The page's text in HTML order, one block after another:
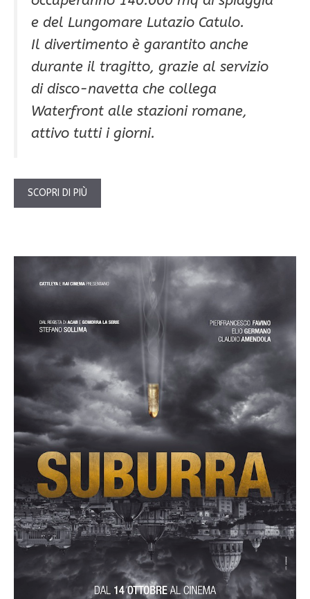
e del Lungomare Lutazio Catulo.
Il divertimento è garantito anche
durante il tragitto, grazie al servizio
di disco-navetta che collega
Waterfront alle stazioni romane,
attivo tutti i giorni.
SCOPRI DI PIÙ